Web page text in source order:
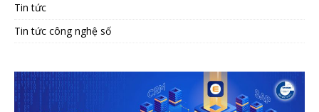
Tin tức
Tin tức công nghệ số